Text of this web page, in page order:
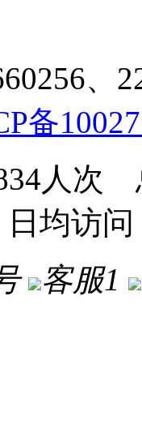
、
备
人次
均访
客服1